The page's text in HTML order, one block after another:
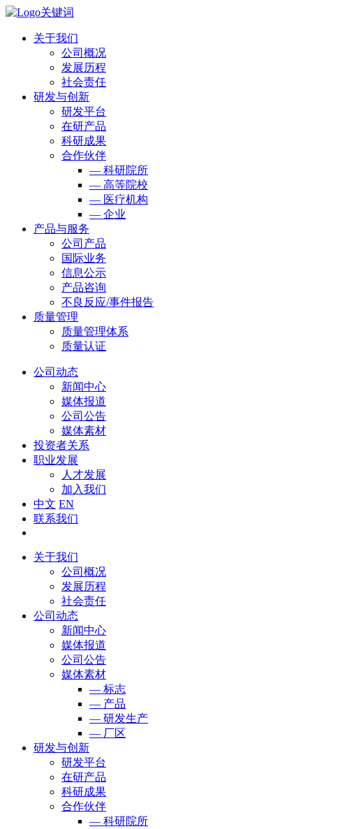
关于我们
公司概况
发展历程
社会责任
研发与创新
研发平台
在研产品
科研成果
合作伙伴
— 科研院所
— 高等院校
— 医疗机构
— 企业
产品与服务
公司产品
国际业务
信息公示
产品咨询
不良反应/事件报告
质量管理
质量管理体系
质量认证
公司动态
新闻中心
媒体报道
公司公告
媒体素材
投资者关系
职业发展
人才发展
加入我们
中文 EN
联系我们
关于我们
公司概况
发展历程
社会责任
公司动态
新闻中心
媒体报道
公司公告
媒体素材
— 标志
— 产品
— 研发生产
— 厂区
研发与创新
研发平台
在研产品
科研成果
合作伙伴
— 科研院所